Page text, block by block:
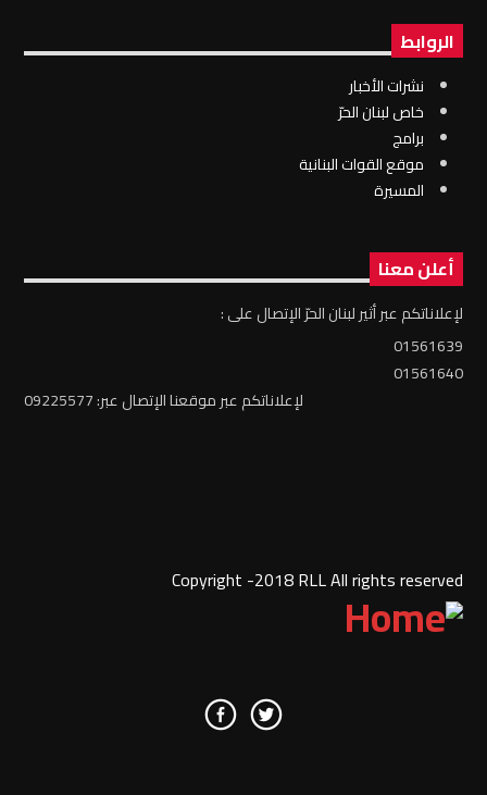
الروابط
نشرات الأخبار
خاص لبنان الحرّ
برامج
موقع القوات البنانية
المسيرة
أعلن معنا
لإعلاناتكم عبر أثير لبنان الحرّ الإتصال على :
01561639
01561640
لإعلاناتكم عبر موقعنا الإتصال عبر: 09225577
Copyright -2018 RLL All rights reserved